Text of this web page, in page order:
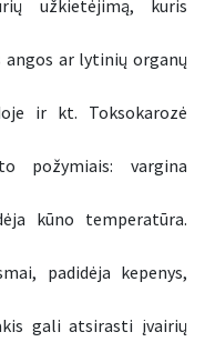
užkietėjimą, kuris
angos ar lytinių organų
ir kt. Toksokarozė
požymiais: vargina
kūno temperatūra.
padidėja kepenys,
gali atsirasti įvairių